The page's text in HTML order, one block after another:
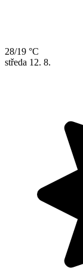
28/19 °C
středa 12. 8.